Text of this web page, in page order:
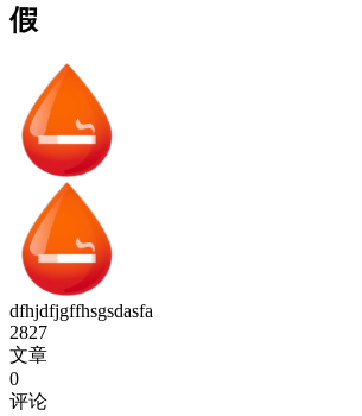
假
dfhjdfjgffhsgsdasfa
2827
文章
0
评论